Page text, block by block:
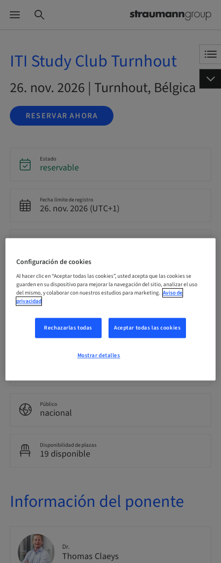
ITI Study Club Turnhout
26. nov. 2026 | Turnhout, Bélgica
RESERVAR AHORA
Estado
reservable
Fecha límite de registro
26. nov. 2026 (UTC+1)
Precio por participante (se aplican impuestos locales)
Idioma
Neerlandés
0.00 Puntos
Público
nacional
Disponibilidad de plazas
19 disponible
Información del ponente
Dr.
Thomas Claeys
Configuración de cookies
Al hacer clic en “Aceptar todas las cookies”, usted acepta que las cookies se
guarden en su dispositivo para mejorar la navegación del sitio, analizar el uso
del mismo, y colaborar con nuestros estudios para marketing. Aviso de
privacidad
Rechazarlas todas Aceptar todas las cookies
Mostrar detalles